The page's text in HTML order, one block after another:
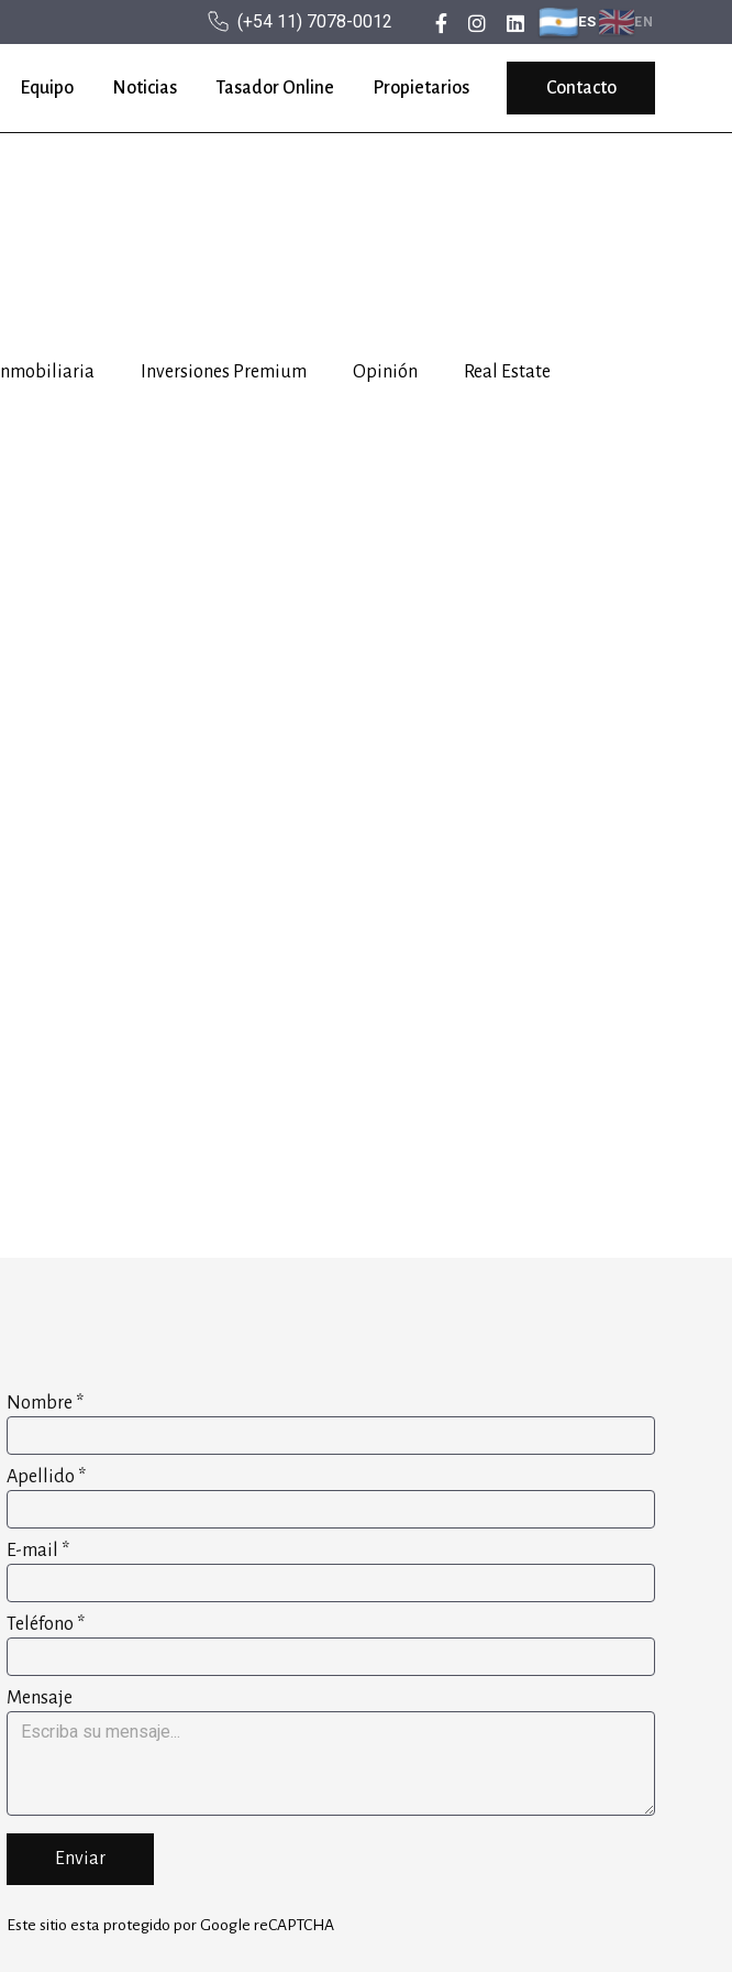
(+54 11) 7078-0012 ES EN
Equipo Noticias Tasador Online Propietarios Contacto
Inmobiliaria Inversiones Premium Opinión Real Estate
Nombre *
Apellido *
E-mail *
Teléfono *
Mensaje
Enviar
Este sitio esta protegido por Google reCAPTCHA